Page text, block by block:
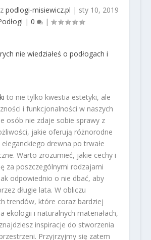
podlogi-misiewicz.pl | sty 10, 2019
| 0 |
to nie tylko kwestia estetyki, ale
i funkcjonalności w naszych
osób nie zdaje sobie sprawy z
jakie oferują różnorodne
eleganckiego drewna po trwałe
Warto zrozumieć, jakie cechy i
za poszczególnymi rodzajami
odpowiednio o nie dbać, aby
długie lata. W obliczu
trendów, które coraz bardziej
ekologii i naturalnych materiałach,
inspiracje do stworzenia
Przyjrzyjmy się zatem